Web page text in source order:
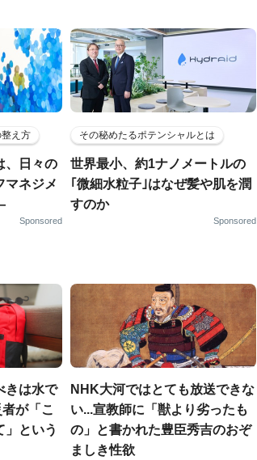
え方
、日々の
マネジメ
Sponsored
その秘めたるポテンシャルとは
世界最小、約1ナノメートルの
｢微細水粒子｣はなぜ髪や肌を潤
すのか
Sponsored
きは水で
が「こ
」という
NHK大河ではとても放送できな
い...宣教師に「獣より劣ったも
の」と書かれた豊臣秀吉のおぞ
ましき性欲